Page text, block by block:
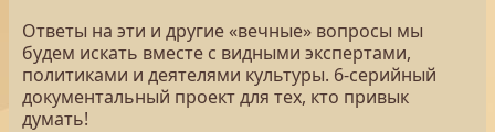
Ответы на эти и другие «вечные» вопросы мы
будем искать вместе с видными экспертами,
политиками и деятелями культуры. 6-серийный
документальный проект для тех, кто привык
думать!